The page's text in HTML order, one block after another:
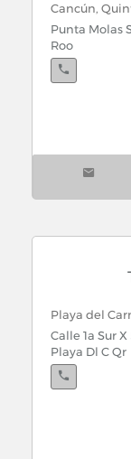
Cancún,
Punta Molas
Roo
Playa del
Calle 1a Sur
Playa Dl C Qr